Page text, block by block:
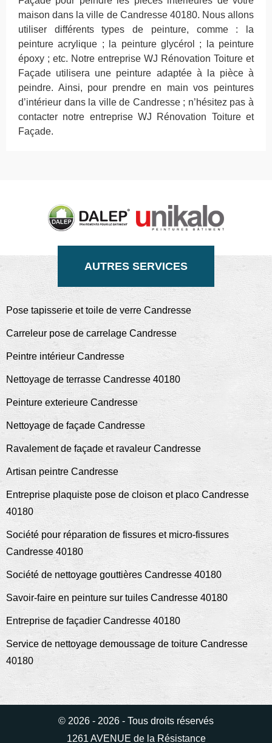
maison dans la ville de Candresse 40180. Nous allons
utiliser différents types de peinture, comme : la
peinture acrylique ; la peinture glycérol ; la peinture
époxy ; etc. Notre entreprise WJ Rénovation Toiture et
Façade utilisera une peinture adaptée à la pièce à
peindre. Ainsi, pour prendre en main vos peintures
d’intérieur dans la ville de Candresse ; n’hésitez pas à
contacter notre entreprise WJ Rénovation Toiture et
Façade.
AUTRES SERVICES
Pose tapisserie et toile de verre Candresse
Carreleur pose de carrelage Candresse
Peintre intérieur Candresse
Nettoyage de terrasse Candresse 40180
Peinture exterieure Candresse
Nettoyage de façade Candresse
Ravalement de façade et ravaleur Candresse
Artisan peintre Candresse
Entreprise plaquiste pose de cloison et placo Candresse
40180
Société pour réparation de fissures et micro-fissures
Candresse 40180
Société de nettoyage gouttières Candresse 40180
Savoir-faire en peinture sur tuiles Candresse 40180
Entreprise de façadier Candresse 40180
Service de nettoyage demoussage de toiture Candresse
40180
© 2026 - 2026 - Tous droits réservés
1261 AVENUE de la Résistance